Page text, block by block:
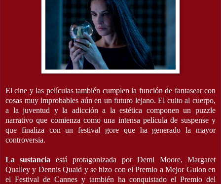
El cine y las películas también cumplen la función de fantasear con
cosas muy improbables aún en un futuro lejano. El culto al cuerpo,
a la juventud y la adicción a la estética componen un puzzle
narrativo que comienza como una intensa película de suspense y
que finaliza con un festival gore que ha generado la mayor
controversia.
La sustancia está protagonizada por Demi Moore, Margaret
Qualley y Dennis Quaid y se hizo con el Premio a Mejor Guion en
el Festival de Cannes y también ha conquistado el Premio del